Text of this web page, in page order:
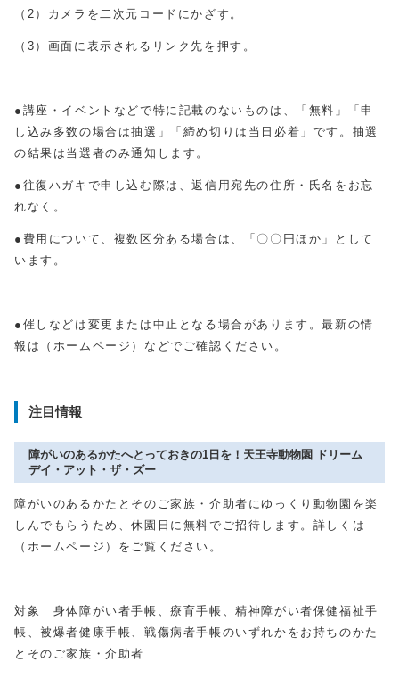
（ 2 ）カメラを二次元コードにかざす。
（ 3 ）画面に表示されるリンク先を押す。
●講座・イベントなどで特に記載のないものは、「無料」「申
し込み多数の場合は抽選」「締め切りは当日必着」です。抽選
の結果は当選者のみ通知します。
●往復ハガキで申し込む際は、返信用宛先の住所・氏名をお忘
れなく。
●費用について、複数区分ある場合は、「〇〇円ほか」として
います。
●催しなどは変更または中止となる場合があります。最新の情
報は（ホームページ）などでご確認ください。
注目情報
障がいのあるかたへとっておきの1日を！天王寺動物園 ドリーム
デイ・アット・ザ・ズー
障がいのあるかたとそのご家族・介助者にゆっくり動物園を楽
しんでもらうため、休園日に無料でご招待します。詳しくは
（ホームページ）をご覧ください。
対象 身体障がい者手帳、療育手帳、精神障がい者保健福祉手
帳、被爆者健康手帳、戦傷病者手帳のいずれかをお持ちのかた
とそのご家族・介助者